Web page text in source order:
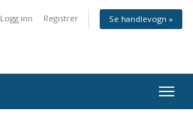
Logg inn Registrer Se handlevogn »